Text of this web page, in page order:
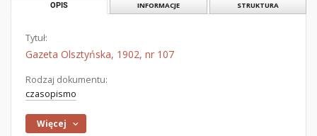
OPIS INFORMACJE STRUKTURA
Tytuł:
Gazeta Olsztyńska, 1902, nr 107
Rodzaj dokumentu:
czasopismo
Więcej